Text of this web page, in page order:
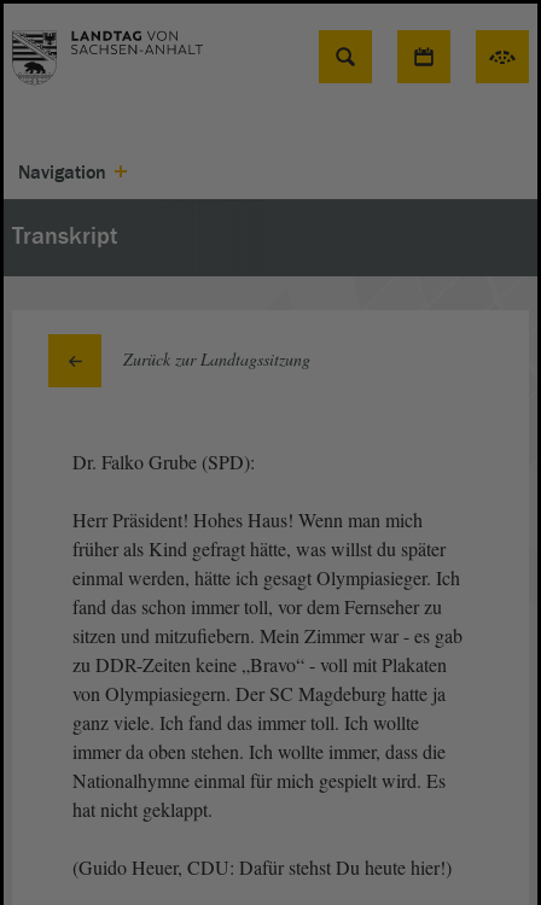
Suche
Navigation
Transkript
Zurück zur Landtagssitzung
Dr. Falko Grube (SPD):
Herr Präsident! Hohes Haus! Wenn man mich
früher als Kind gefragt hätte, was willst du später
einmal werden, hätte ich gesagt Olympiasieger. Ich
fand das schon immer toll, vor dem Fernseher zu
sitzen und mitzufiebern. Mein Zimmer war - es gab
zu DDR-Zeiten keine „Bravo“ - voll mit Plakaten
von Olympiasiegern. Der SC Magdeburg hatte ja
ganz viele. Ich fand das immer toll. Ich wollte
immer da oben stehen. Ich wollte immer, dass die
Nationalhymne einmal für mich gespielt wird. Es
hat nicht geklappt.
(Guido Heuer, CDU: Dafür stehst Du heute hier!)